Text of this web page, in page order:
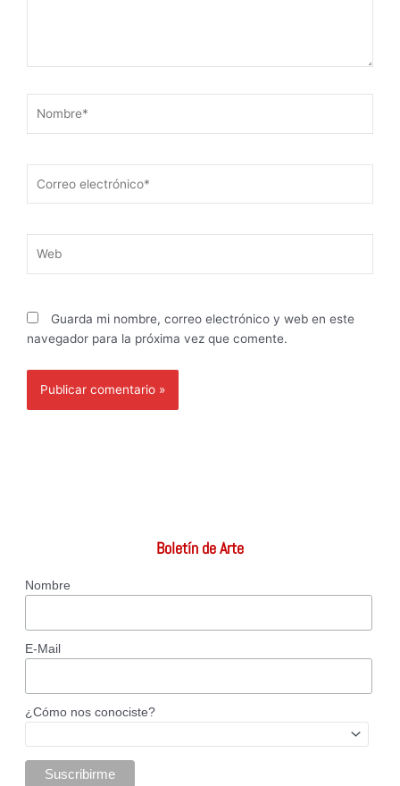
electrónico*
Guarda mi nombre, correo electrónico y web en este
navegador para la próxima vez que comente.
Boletín de Arte
Nombre
E-Mail
¿Cómo nos conociste?